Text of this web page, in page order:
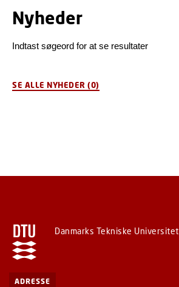
Nyheder
Indtast søgeord for at se resultater
SE ALLE NYHEDER (0)
Danmarks Tekniske Universitet
ADRESSE